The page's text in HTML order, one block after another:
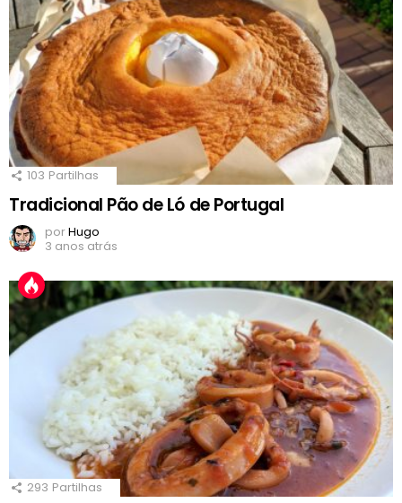
103 Partilhas
Tradicional Pão de Ló de Portugal
porHugo
3 anos atrás
293 Partilhas